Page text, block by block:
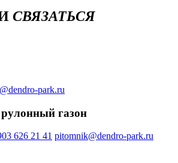
СВЯЗАТЬСЯ
park.ru
газон
626 21 41 pitomnik@dendro-park.ru